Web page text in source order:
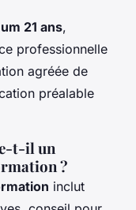
21 ans,
professionnelle
agréée de
préalable
t-il un
?
inclut